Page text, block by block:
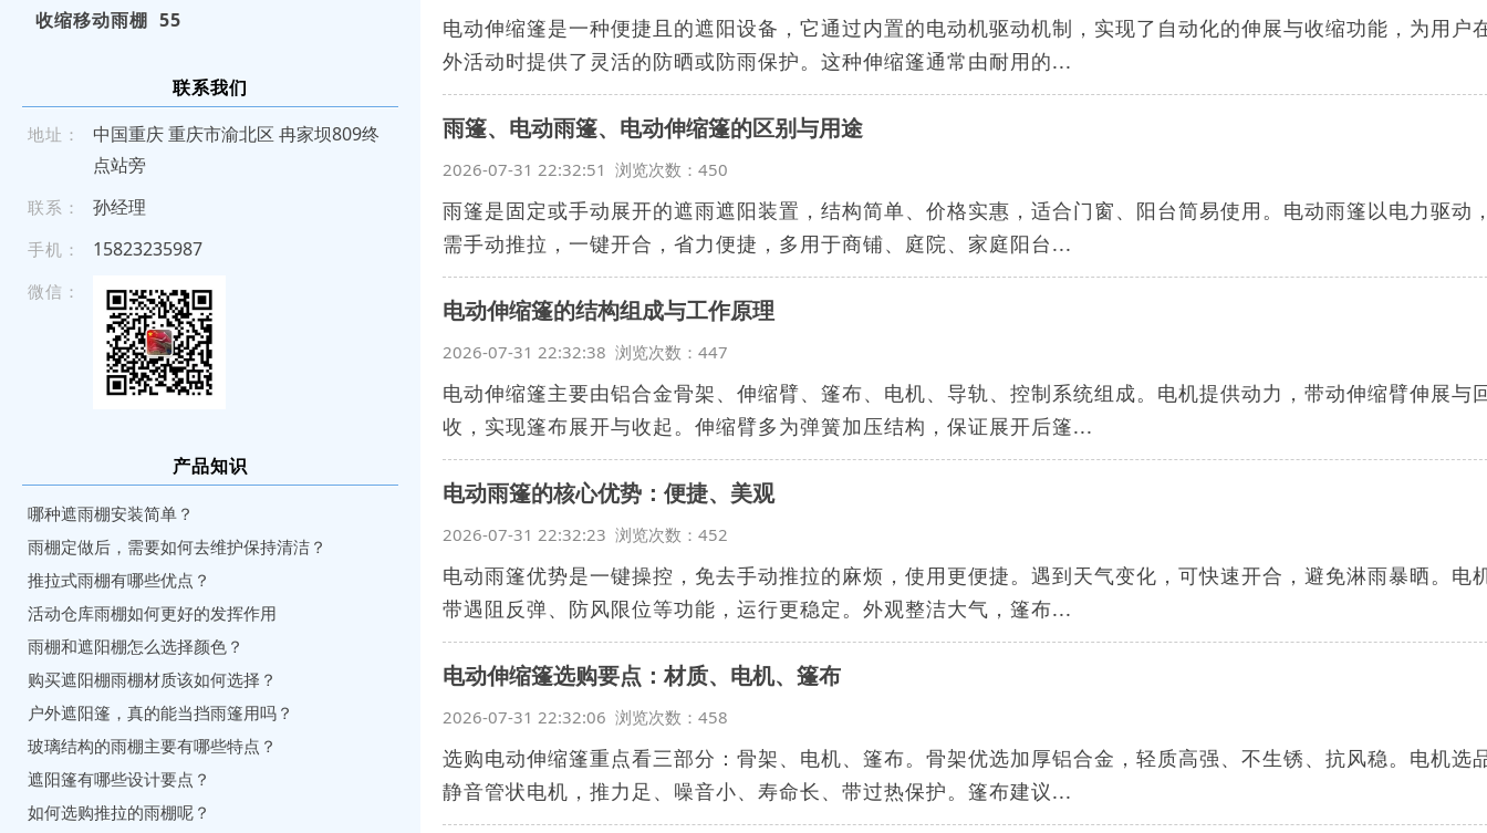
收缩移动雨棚 55
联系我们
地址：
中国重庆 重庆市渝北区 冉家坝809终
点站旁
联系： 孙经理
手机： 158 2 3 235 9 87
微信：
产品知识
哪种遮雨棚安装简单？
雨棚定做后，需要如何去维护保持清洁？
推拉式雨棚有哪些优点？
活动仓库雨棚如何更好的发挥作用
雨棚和遮阳棚怎么选择颜色？
购买遮阳棚雨棚材质该如何选择？
户外遮阳篷，真的能当挡雨篷用吗？
玻璃结构的雨棚主要有哪些特点？
遮阳篷有哪些设计要点？
如何选购推拉的雨棚呢？
电动伸缩篷是一种便捷且的遮阳设备，它通过内置的电动机驱动机制，实现了自动化的伸展与收缩功能，为用户
外活动时提供了灵活的防晒或防雨保护。这种伸缩篷通常由耐用的...
雨篷、电动雨篷、电动伸缩篷的区别与用途
2026-07-31 22:32:51 浏览次数：450
雨篷是固定或手动展开的遮雨遮阳装置，结构简单、价格实惠，适合门窗、阳台简易使用。电动雨篷以电力驱动
需手动推拉，一键开合，省力便捷，多用于商铺、庭院、家庭阳台...
电动伸缩篷的结构组成与工作原理
2026-07-31 22:32:38 浏览次数：447
电动伸缩篷主要由铝合金骨架、伸缩臂、篷布、电机、导轨、控制系统组成。电机提供动力，带动伸缩臂伸展与
收，实现篷布展开与收起。伸缩臂多为弹簧加压结构，保证展开后篷...
电动雨篷的核心优势：便捷、美观
2026-07-31 22:32:23 浏览次数：452
电动雨篷优势是一键操控，免去手动推拉的麻烦，使用更便捷。遇到天气变化，可快速开合，避免淋雨暴晒。电
带遇阻反弹、防风限位等功能，运行更稳定。外观整洁大气，篷布...
电动伸缩篷选购要点：材质、电机、篷布
2026-07-31 22:32:06 浏览次数：458
选购电动伸缩篷重点看三部分：骨架、电机、篷布。骨架优选加厚铝合金，轻质高强、不生锈、抗风稳。电机选
静音管状电机，推力足、噪音小、寿命长、带过热保护。篷布建议...